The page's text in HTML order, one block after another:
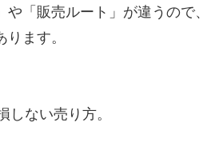
「販売ルート」が違うので、
ます。
ない売り方。